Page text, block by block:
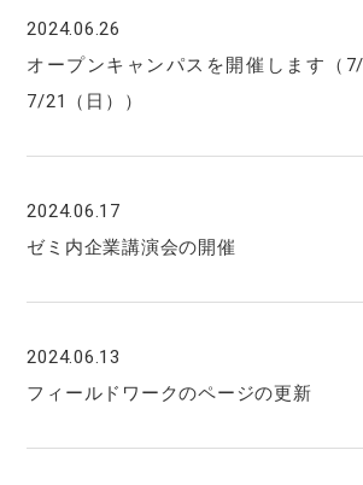
2024.06.26
オープンキャンパスを開催します（7/
7/21（日））
2024.06.17
ゼミ内企業講演会の開催
2024.06.13
フィールドワークのページの更新